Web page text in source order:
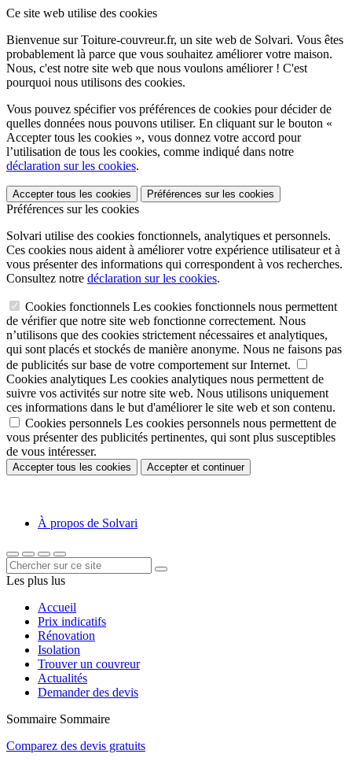
Ce site web utilise des cookies
Bienvenue sur Toiture-couvreur.fr, un site web de Solvari. Vous êtes
probablement là parce que vous souhaitez améliorer votre maison.
Nous, c'est notre site web que nous voulons améliorer ! C'est
pourquoi nous utilisons des cookies.
Vous pouvez spécifier vos préférences de cookies pour décider de
quelles données nous pouvons utiliser. En cliquant sur le bouton «
Accepter tous les cookies », vous donnez votre accord pour
l’utilisation de tous les cookies, comme indiqué dans notre
déclaration sur les cookies.
Accepter tous les cookies Préférences sur les cookies
Préférences sur les cookies
Solvari utilise des cookies fonctionnels, analytiques et personnels.
Ces cookies nous aident à améliorer votre expérience utilisateur et à
vous présenter des informations qui correspondent à vos recherches.
Consultez notre déclaration sur les cookies.
Cookies fonctionnels Les cookies fonctionnels nous permettent
de vérifier que notre site web fonctionne correctement. Nous
n’utilisons que des cookies strictement nécessaires et analytiques,
qui sont placés et stockés de manière anonyme. Nous ne faisons pas
de publicités sur base de votre comportement sur Internet.
Cookies analytiques Les cookies analytiques nous permettent de
suivre vos activités sur notre site web. Nous utilisons uniquement
ces informations dans le but d'améliorer le site web et son contenu.
Cookies personnels Les cookies personnels nous permettent de
vous présenter des publicités pertinentes, qui sont plus susceptibles
de vous intéresser.
Accepter tous les cookies Accepter et continuer
À propos de Solvari
Les plus lus
Accueil
Prix indicatifs
Rénovation
Isolation
Trouver un couvreur
Actualités
Demander des devis
Sommaire Sommaire
Comparez des devis gratuits